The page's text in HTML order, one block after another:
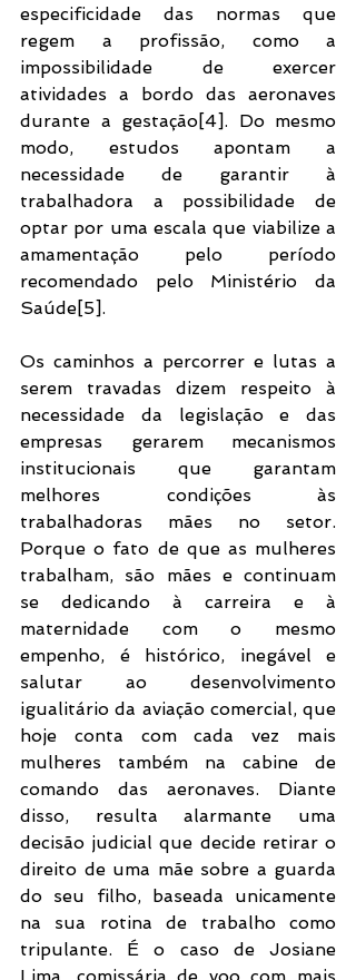
especificidade das normas que
regem a profissão, como a
impossibilidade de exercer
atividades a bordo das aeronaves
durante a gestação[4]. Do mesmo
modo, estudos apontam a
necessidade de garantir à
trabalhadora a possibilidade de
optar por uma escala que viabilize a
amamentação pelo período
recomendado pelo Ministério da
Saúde[5].
Os caminhos a percorrer e lutas a
serem travadas dizem respeito à
necessidade da legislação e das
empresas gerarem mecanismos
institucionais que garantam
melhores condições às
trabalhadoras mães no setor.
Porque o fato de que as mulheres
trabalham, são mães e continuam
se dedicando à carreira e à
maternidade com o mesmo
empenho, é histórico, inegável e
salutar ao desenvolvimento
igualitário da aviação comercial, que
hoje conta com cada vez mais
mulheres também na cabine de
comando das aeronaves. Diante
disso, resulta alarmante uma
decisão judicial que decide retirar o
direito de uma mãe sobre a guarda
do seu filho, baseada unicamente
na sua rotina de trabalho como
tripulante. É o caso de Josiane